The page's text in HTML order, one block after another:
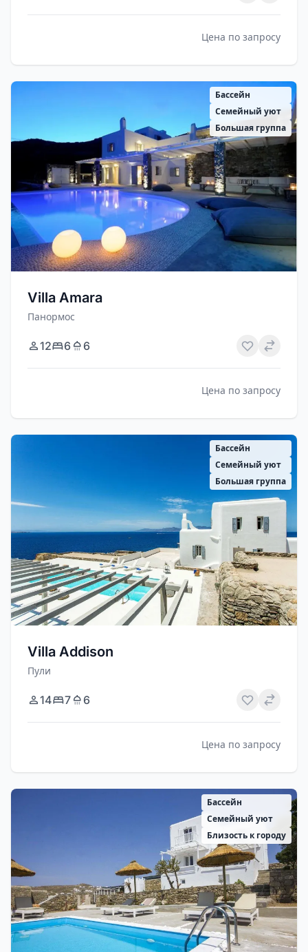
Цена по запросу
Бассейн
Семейный уют
Большая группа
Villa Amara
Панормос
12 6 6
Цена по запросу
Бассейн
Семейный уют
Большая группа
Villa Addison
Пули
14 7 6
Цена по запросу
Бассейн
Семейный уют
Близость к городу